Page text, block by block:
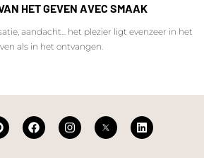
HET GEVEN AVEC SMAAK
aandacht... het plezier ligt evenzeer in het
als in het ontvangen.